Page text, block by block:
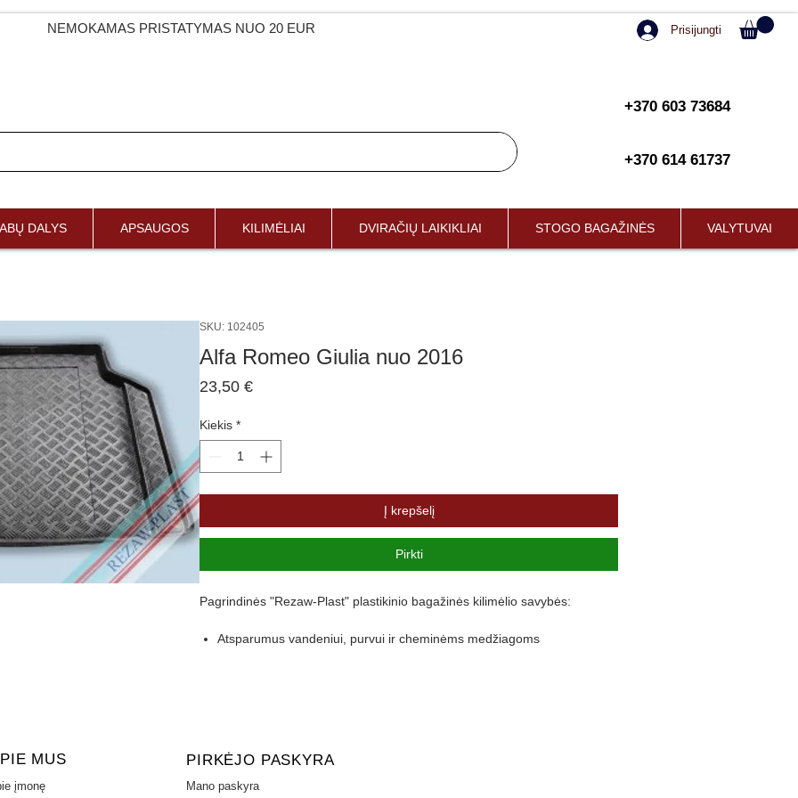
NEMOKAMAS PRISTATYMAS NUO 20 EUR Prisijungti
+370 603 73684
+370 614 61737
DALYS APSAUGOS KILIMĖLIAI DVIRAČIŲ LAIKIKLIAI STOGO BAGAŽINĖS VALYTUVAI
SKU: 102405
Alfa Romeo Giulia nuo 2016
23,50 €Price
Kiekis *
Į krepšelį
Pirkti
Pagrindinės "Rezaw-Plast" plastikinio bagažinės kilimėlio savybės:
Atsparumus vandeniui, purvui ir cheminėms medžiagoms
MUS
įmonę
PIRKĖJO PASKYRA
Mano paskyra